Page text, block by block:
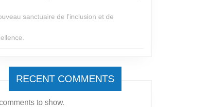
sanctuaire de l’inclusion et de
RECENT COMMENTS
to show.